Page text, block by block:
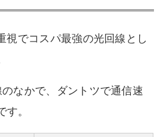
視でコスパ最強の光回線とし
なかで、ダントツで通信速
す。